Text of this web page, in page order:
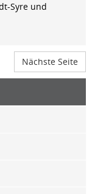
Syre und
Nächste Seite